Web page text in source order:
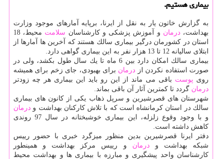
بیماری هستیم.
به گزارش خاتون یار به نقل از ایرنا، برپایه آمارهای موجود وزارت
بهداشت،درمان و آموزش پزشكی و كارشناسان سلامت
محیط، 18
استان در كشورمان درگیر بیماری سالك هستند كه آخرین ها آمارها از
ابتلای سالیانه 12 تا 13 هزار نفر به این بیماری گواهی دارد.
بیماری سالك امكان دارد بین 6 ماه تا یك سال طول بكشد، ولی در
صورت استفاده نكردن از درمان برای بهبودی، جای زخم برای همیشه
روی پوست باقی می ماند از این رو باید این بیماری هر چه زودتر
درمان گردد تا كمترین آثار آن باقی بماند.
شهرستان های قصرشیرین و سرپل ذهاب یكی از كانون های بیماری
سالك در استان كرمانشاه است كه با تلاش كاركنان بهداشت و درمان
و با وجود وقوع زلزله، این بیماری خوشبختانه در سال 97 روندی
كاهش داشته است.
دفتر ایرنا قصرشیرین بدین منظور میزگرد خبری با حضور رییس
شبكه بهداشت ودرمان و رییس مركز بهداشت و همینطور
كارشناسان واحد پیشگیری و مبارزه با بیماری ها و بهداشت محیط